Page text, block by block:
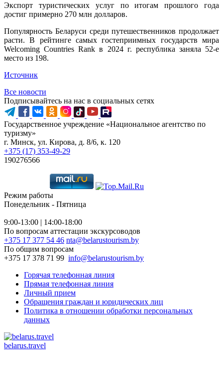
Экспорт туристических услуг по итогам прошлого года
достиг примерно 270 млн долларов.
Популярность Беларуси среди путешественников продолжает
расти. В рейтинге самых гостеприимных государств мира
Welcoming Countries Rank в 2024 г. республика заняла 52-е
место из 198.
Источник
Все новости
Подписывайтесь на нас в социальных сетях
Государственное учреждение «Национальное агентство по
туризму»
г. Минск, ул. Кирова, д. 8/6, к. 120
+375 (17) 353-49-29
190276566
Режим работы
Понедельник - Пятница
9:00-13:00 | 14:00-18:00
По вопросам аттестации экскурсоводов
+375 17 377 54 46 nta@belarustourism.by
По общим вопросам
+375 17 378 71 99 info@belarustourism.by
Горячая телефонная линия
Прямая телефонная линия
Личный прием
Обращения граждан и юридических лиц
Политика в отношении обработки персональных
данных
belarus.travel